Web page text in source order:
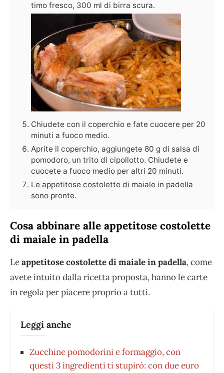
timo fresco, 300 ml di birra scura.
Chiudete con il coperchio e fate cuocere per 20
minuti a fuoco medio.
Aprite il coperchio, aggiungete 80 g di salsa di
pomodoro, un trito di cipollotto. Chiudete e
cuocete a fuoco medio per altri 20 minuti.
Le appetitose costolette di maiale in padella
sono pronte.
Cosa abbinare alle appetitose costolette
di maiale in padella
Leappetitose costolette di maiale in padella, come
avete intuito dalla ricetta proposta, hanno le carte
in regola per piacere proprio a tutti.
Leggi anche
Zucchine pomodorini e formaggio, con
questi 3 ingredienti ti stupirò: con due euro